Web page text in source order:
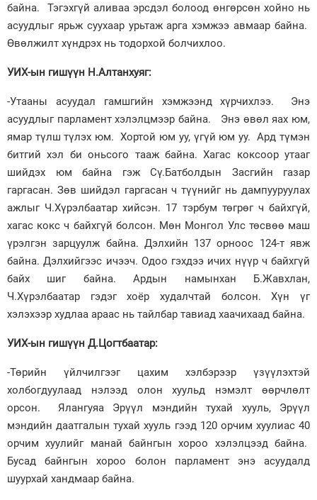
байна. Тэгэхгүй аливаа эрсдэл болоод өнгөрсөн хойно нь
асуудлыг ярьж суухаар урьтаж арга хэмжээ авмаар байна.
Өвөлжилт хүндрэх нь тодорхой болчихлоо.
УИХ-ын гишүүн Н.Алтанхуяг:
-Утааны асуудал гамшгийн хэмжээнд хүрчихлээ. Энэ
асуудлыг парламент хэлэлцмээр байна. Энэ өвөл яах юм,
ямар түлш түлэх юм. Хортой юм уу, үгүй юм уу. Ард түмэн
битгий хэл би оньсого тааж байна. Хагас коксоор утааг
шийдэх юм байна гэж Сү.Батболдын Засгийн газар
гаргасан. Зөв шийдэл гаргасан ч түүнийг нь дампууруулах
ажлыг Ч.Хүрэлбаатар хийсэн. 17 тэрбум төгрөг ч байхгүй,
хагас кокс ч байхгүй болсон. Мөн Монгол Улс төсвөө маш
үрэлгэн зарцуулж байна. Дэлхийн 137 орноос 124-т явж
байна. Дэлхийгээс ичээч. Одоо гэхдээ ичих нүүр ч байхгүй
байх шиг байна. Ардын намынхан Б.Жавхлан,
Ч.Хүрэлбаатар гэдэг хоёр худалчтай болсон. Хүн үг
хэлэхээр худлаа араас нь тайлбар тавиад хаачихаад байна.
УИХ-ын гишүүн Д.Цогтбаатар:
-Төрийн үйлчилгээг цахим хэлбэрээр үзүүлэхтэй
холбогдуулаад нэлээд олон хуульд нэмэлт өөрчлөлт
орсон. Ялангуяа Эрүүл мэндийн тухай хууль, Эрүүл
мэндийн даатгалын тухай хууль гээд 120 орчим хуулиас 40
орчим хуулийг манай байнгын хороо хэлэлцээд байна.
Бусад байнгын хороо болон парламент энэ асуудалд
шуурхай хандмаар байна.